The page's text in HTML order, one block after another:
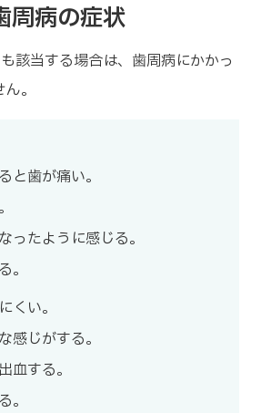
周病の症状
該当する場合は、歯周病にかかっ
。
と歯が痛い。
ったように感じる。
。
くい。
感じがする。
血する。
。